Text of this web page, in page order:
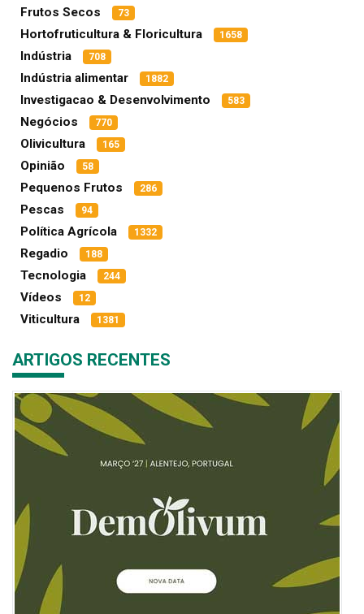
Frutos Secos 73
Hortofruticultura & Floricultura 1658
Indústria 708
Indústria alimentar 1882
Investigacao & Desenvolvimento 583
Negócios 770
Olivicultura 165
Opinião 58
Pequenos Frutos 286
Pescas 94
Política Agrícola 1332
Regadio 188
Tecnologia 244
Vídeos 12
Viticultura 1381
ARTIGOS RECENTES